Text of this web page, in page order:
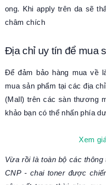
ong. Khi apply trên da sẽ
châm chích
Địa chỉ uy tín để mua
Để đảm bảo hàng mua về
mua sản phẩm tại các địa
(Mall) trên các sàn thương
khảo bạn có thể nhấn phía
Xem
Vừa rồi là toàn bộ các
CNP - chai toner được